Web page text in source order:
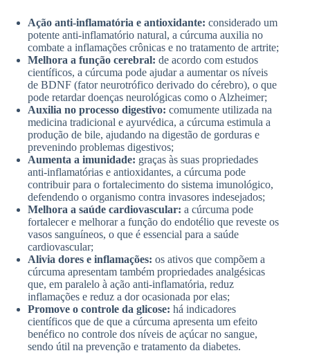
Ação anti-inflamatória e antioxidante: considerado um
potente anti-inflamatório natural, a cúrcuma auxilia no
combate a inflamações crônicas e no tratamento de artrite;
Melhora a função cerebral: de acordo com estudos
científicos, a cúrcuma pode ajudar a aumentar os níveis
de BDNF (fator neurotrófico derivado do cérebro), o que
pode retardar doenças neurológicas como o Alzheimer;
Auxilia no processo digestivo: comumente utilizada na
medicina tradicional e ayurvédica, a cúrcuma estimula a
produção de bile, ajudando na digestão de gorduras e
prevenindo problemas digestivos;
Aumenta a imunidade: graças às suas propriedades
anti-inflamatórias e antioxidantes, a cúrcuma pode
contribuir para o fortalecimento do sistema imunológico,
defendendo o organismo contra invasores indesejados;
Melhora a saúde cardiovascular: a cúrcuma pode
fortalecer e melhorar a função do endotélio que reveste os
vasos sanguíneos, o que é essencial para a saúde
cardiovascular;
Alivia dores e inflamações: os ativos que compõem a
cúrcuma apresentam também propriedades analgésicas
que, em paralelo à ação anti-inflamatória, reduz
inflamações e reduz a dor ocasionada por elas;
Promove o controle da glicose: há indicadores
científicos que de que a cúrcuma apresenta um efeito
benéfico no controle dos níveis de açúcar no sangue,
sendo útil na prevenção e tratamento da diabetes.